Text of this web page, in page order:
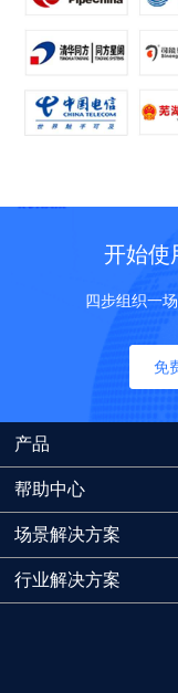
开始使
四步组织一
免
产品
帮助中心
场景解决方案
行业解决方案